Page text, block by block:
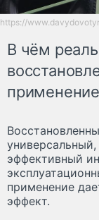
https://
В чём
эффективный
применение
эффект.